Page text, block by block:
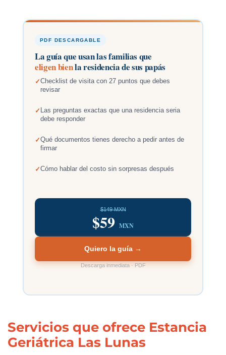
PDF DESCARGABLE
La guía que usan las familias que
eligen bienla residencia de sus papás
Checklist de visita con 27 puntos que debes
revisar
Las preguntas exactas que una residencia seria
debe responder
Qué documentos tienes derecho a pedir antes de
firmar
Cómo hablar del costo sin sorpresas después
$149 MXN
$59 MXN
Quiero la guía →
Descarga inmediata · PDF
Servicios que ofrece Estancia
Geriátrica Las Lunas